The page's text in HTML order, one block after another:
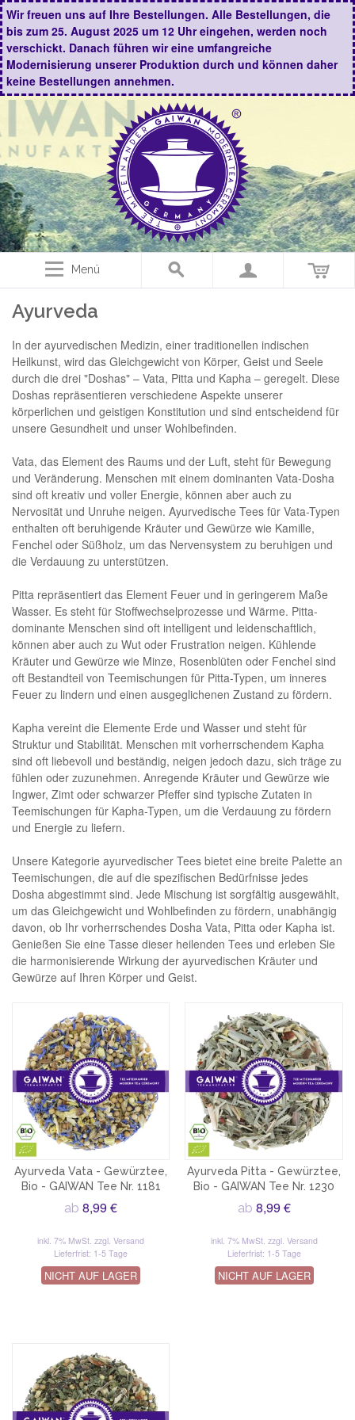
Wir freuen uns auf Ihre Bestellungen. Alle Bestellungen, die
bis zum 25. August 2025 um 12 Uhr eingehen, werden noch
verschickt. Danach führen wir eine umfangreiche
Modernisierung unserer Produktion durch und können daher
keine Bestellungen annehmen.
Menü
Ayurveda
In der ayurvedischen Medizin, einer traditionellen indischen
Heilkunst, wird das Gleichgewicht von Körper, Geist und Seele
durch die drei "Doshas" – Vata, Pitta und Kapha – geregelt. Diese
Doshas repräsentieren verschiedene Aspekte unserer
körperlichen und geistigen Konstitution und sind entscheidend für
unsere Gesundheit und unser Wohlbefinden.
Vata, das Element des Raums und der Luft, steht für Bewegung
und Veränderung. Menschen mit einem dominanten Vata-Dosha
sind oft kreativ und voller Energie, können aber auch zu
Nervosität und Unruhe neigen. Ayurvedische Tees für Vata-Typen
enthalten oft beruhigende Kräuter und Gewürze wie Kamille,
Fenchel oder Süßholz, um das Nervensystem zu beruhigen und
die Verdauung zu unterstützen.
Pitta repräsentiert das Element Feuer und in geringerem Maße
Wasser. Es steht für Stoffwechselprozesse und Wärme. Pitta-
dominante Menschen sind oft intelligent und leidenschaftlich,
können aber auch zu Wut oder Frustration neigen. Kühlende
Kräuter und Gewürze wie Minze, Rosenblüten oder Fenchel sind
oft Bestandteil von Teemischungen für Pitta-Typen, um inneres
Feuer zu lindern und einen ausgeglichenen Zustand zu fördern.
Kapha vereint die Elemente Erde und Wasser und steht für
Struktur und Stabilität. Menschen mit vorherrschendem Kapha
sind oft liebevoll und beständig, neigen jedoch dazu, sich träge zu
fühlen oder zuzunehmen. Anregende Kräuter und Gewürze wie
Ingwer, Zimt oder schwarzer Pfeffer sind typische Zutaten in
Teemischungen für Kapha-Typen, um die Verdauung zu fördern
und Energie zu liefern.
Unsere Kategorie ayurvedischer Tees bietet eine breite Palette an
Teemischungen, die auf die spezifischen Bedürfnisse jedes
Dosha abgestimmt sind. Jede Mischung ist sorgfältig ausgewählt,
um das Gleichgewicht und Wohlbefinden zu fördern, unabhängig
davon, ob Ihr vorherrschendes Dosha Vata, Pitta oder Kapha ist.
Genießen Sie eine Tasse dieser heilenden Tees und erleben Sie
die harmonisierende Wirkung der ayurvedischen Kräuter und
Gewürze auf Ihren Körper und Geist.
Ayurveda Vata - Gewürztee,
Bio - GAIWAN Tee Nr. 1181
ab8,99 €
inkl. 7% MwSt.zzgl. Versand
Lieferfrist: 1-5 Tage
NICHT AUF LAGER
Ayurveda Pitta - Gewürztee,
Bio - GAIWAN Tee Nr. 1230
ab 8,99 €
inkl. 7% MwSt. zzgl. Versand
Lieferfrist: 1-5 Tage
NICHT AUF LAGER